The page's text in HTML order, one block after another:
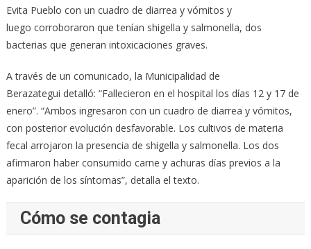
Evita Pueblo con un cuadro de diarrea y vómitos y
luego corroboraron que tenían shigella y salmonella, dos
bacterias que generan intoxicaciones graves.
A través de un comunicado, la Municipalidad de
Berazategui detalló: “Fallecieron en el hospital los días 12 y 17 de
enero”. “Ambos ingresaron con un cuadro de diarrea y vómitos,
con posterior evolución desfavorable. Los cultivos de materia
fecal arrojaron la presencia de shigella y salmonella. Los dos
afirmaron haber consumido carne y achuras días previos a la
aparición de los síntomas”, detalla el texto.
Cómo se contagia